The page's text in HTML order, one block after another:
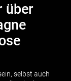
über
selbst auch